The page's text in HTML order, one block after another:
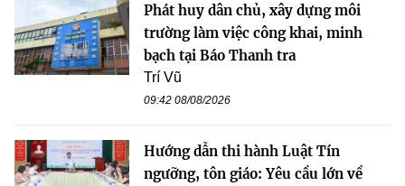
Phát huy dân chủ, xây dựng môi
trường làm việc công khai, minh
bạch tại Báo Thanh tra
Trí Vũ
09:42 08/08/2026
Hướng dẫn thi hành Luật Tín
ngưỡng, tôn giáo: Yêu cầu lớn về